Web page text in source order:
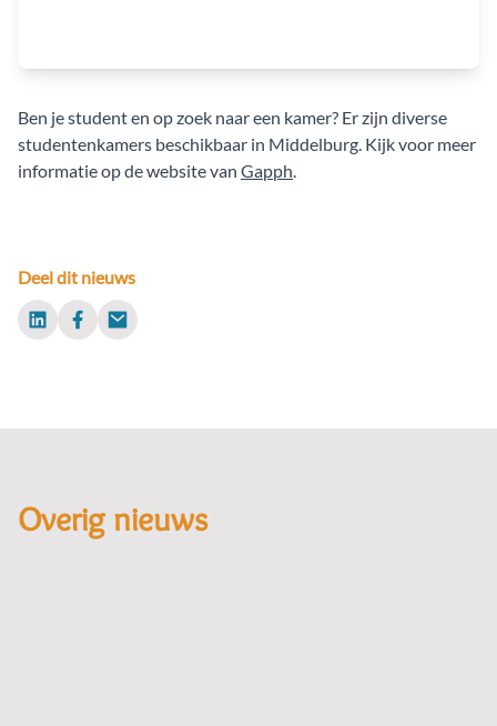
Ben je student en op zoek naar een kamer? Er zijn diverse
studentenkamers beschikbaar in Middelburg. Kijk voor meer
informatie op de website van Gapph.
Deel dit nieuws
LinkedInFacebook
Email
Overig nieuws